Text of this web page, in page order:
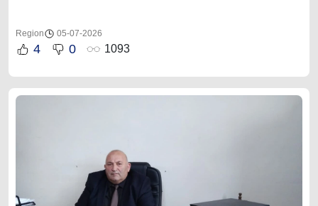
Region 05-07-2026
4 0 1093